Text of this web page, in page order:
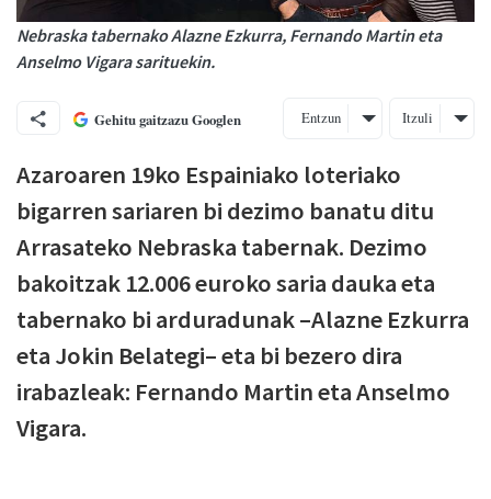
Nebraska tabernako Alazne Ezkurra, Fernando Martin eta
Anselmo Vigara sarituekin.
Gehitu gaitzazu Googlen Entzun Itzuli
Azaroaren 19ko Espainiako loteriako
bigarren sariaren bi dezimo banatu ditu
Arrasateko Nebraska tabernak. Dezimo
bakoitzak 12.006 euroko saria dauka eta
tabernako bi arduradunak –Alazne Ezkurra
eta Jokin Belategi– eta bi bezero dira
irabazleak: Fernando Martin eta Anselmo
Vigara.